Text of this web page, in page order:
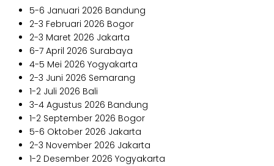
5-6 Januari 2026 Bandung
2-3 Februari 2026 Bogor
2-3 Maret 2026 Jakarta
6-7 April 2026 Surabaya
4-5 Mei 2026 Yogyakarta
2-3 Juni 2026 Semarang
1-2 Juli 2026 Bali
3-4 Agustus 2026 Bandung
1-2 September 2026 Bogor
5-6 Oktober 2026 Jakarta
2-3 November 2026 Jakarta
1-2 Desember 2026 Yogyakarta